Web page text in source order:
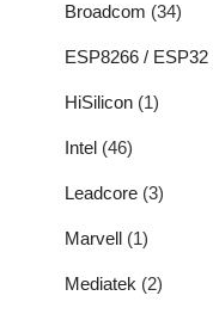
Broadcom (34)
ESP8266 / ESP32
HiSilicon (1)
Intel (46)
Leadcore (3)
Marvell (1)
Mediatek (2)